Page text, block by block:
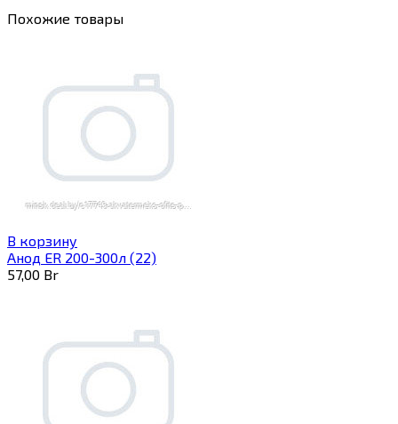
Похожие товары
В корзину
Анод ER 200-300л (22)
57,00 Br